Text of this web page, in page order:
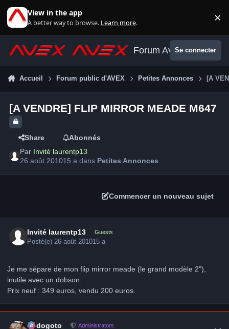
View in the app
A better way to browse. Learn more. ×
Forum AvexSe connecter
Accueil Forum public d'AVEX Petites Annonces [A
[A VENDRE] FLIP MIRROR MEADE M647
Share
Abonnés
Par Invité laurentp13
26 août 201015 a dans Petites Annonces
Commencer un nouveau sujet
Invité laurentp13 Guests
Posté(e) 26 août 201015 a
Je me sépare de mon flip mirror meade (le grand modèle 2"),
inutile avec un dobson.
Prix neuf : 349 euros, vendu 200 euros.
frédogoto Administrators